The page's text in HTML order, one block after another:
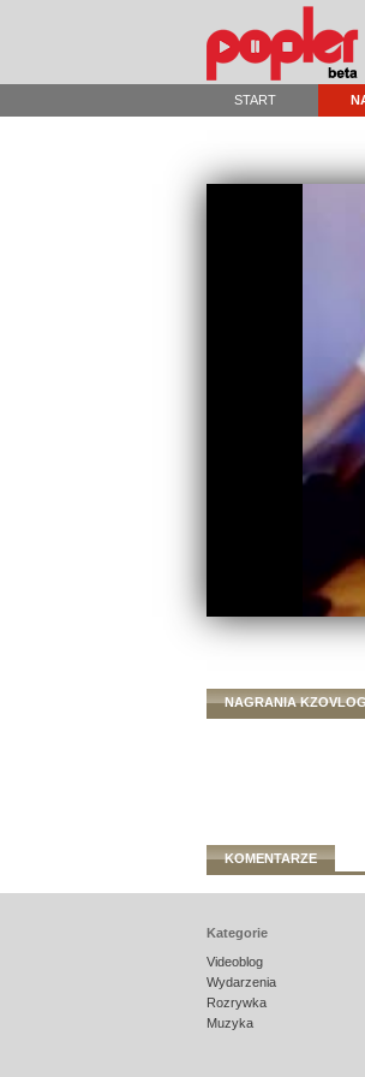
START
NAGRANIA
KOMENTARZE
Kategorie
Videoblog
Wydarzenia
Rozrywka
Muzyka